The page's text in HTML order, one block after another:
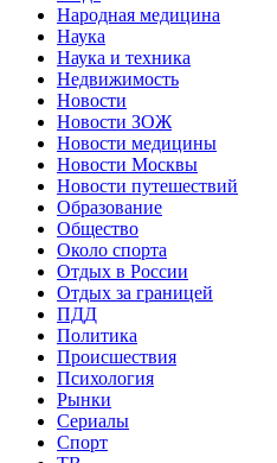
Народная медицина
Наука
Наука и техника
Недвижимость
Новости
Новости ЗОЖ
Новости медицины
Новости Москвы
Новости путешествий
Образование
Общество
Около спорта
Отдых в России
Отдых за границей
ПДД
Политика
Происшествия
Психология
Рынки
Сериалы
Спорт